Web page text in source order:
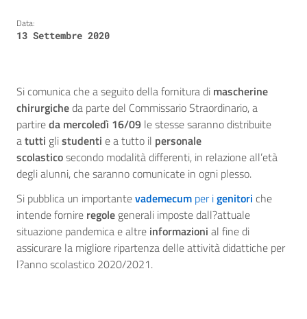
Data:
13 Settembre 2020
Si comunica che a seguito della fornitura di mascherine
chirurgicheda parte del Commissario Straordinario, a
partireda mercoledì 16/09 le stesse saranno distribuite
atutti glistudenti e a tutto il personale
scolasticosecondo modalità differenti, in relazione all’età
degli alunni, che saranno comunicate in ogni plesso.
Si pubblica un importantevademecum per igenitori che
intende fornire regole generali imposte dall?attuale
situazione pandemica e altre informazioni al fine di
assicurare la migliore ripartenza delle attività didattiche per
l?anno scolastico 2020/2021.